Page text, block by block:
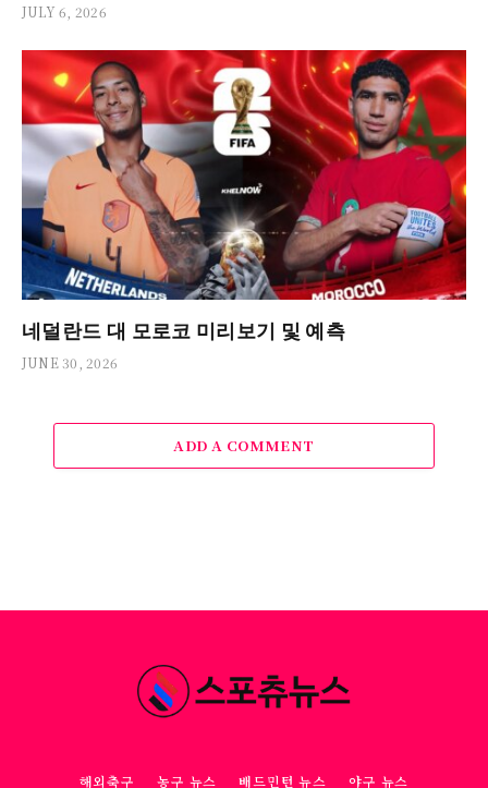
JULY 6, 2026
네덜란드 대 모로코 미리보기 및 예측
JUNE 30, 2026
ADD A COMMENT
해외축구 농구 뉴스 배드민턴 뉴스 야구 뉴스